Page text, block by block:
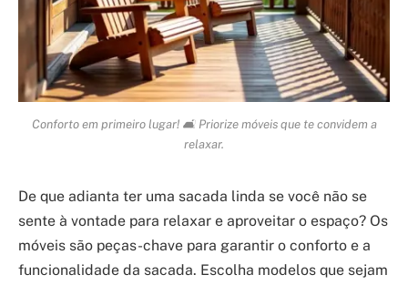
Conforto em primeiro lugar! 🛋️ Priorize móveis que te convidem a
relaxar.
De que adianta ter uma sacada linda se você não se
sente à vontade para relaxar e aproveitar o espaço? Os
móveis são peças-chave para garantir o conforto e a
funcionalidade da sacada. Escolha modelos que sejam